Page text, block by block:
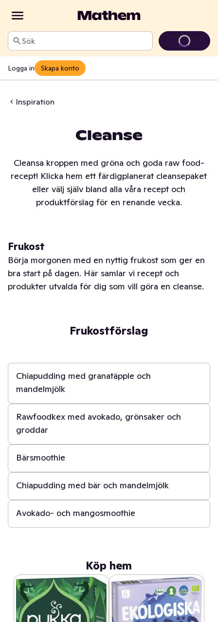
Sök
Logga in Skapa konto
Inspiration
Cleanse
Cleansa kroppen med gröna och goda raw food-
recept! Klicka hem ett färdigplanerat cleansepaket
eller välj själv bland alla våra recept och
produktförslag för en renande vecka.
Frukost
Börja morgonen med en nyttig frukost som ger en
bra start på dagen. Här samlar vi recept och
produkter utvalda för dig som vill göra en cleanse.
Frukostförslag
Chiapudding med granatäpple och
mandelmjölk
5 min
Rawfoodkex med avokado, grönsaker och
groddar
5 min
Bärsmoothie
50 min
Chiapudding med bär och mandelmjölk
5 min
Avokado- och mangosmoothie
Köp hem